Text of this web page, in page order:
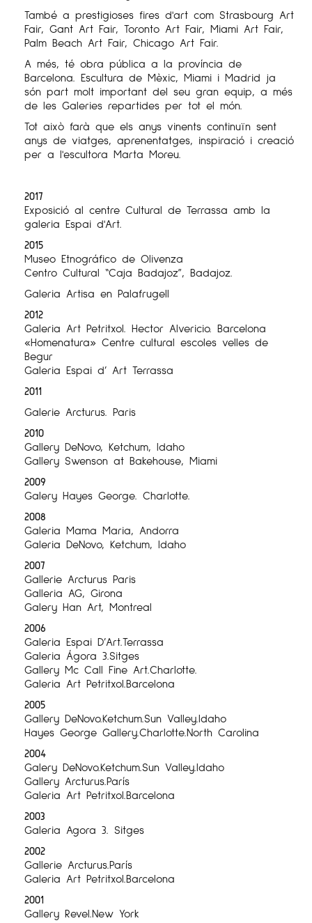
També a prestigioses fires d'art com Strasbourg Art
Fair, Gant Art Fair, Toronto Art Fair, Miami Art Fair,
Palm Beach Art Fair, Chicago Art Fair.
A més, té obra pública a la província de
Barcelona. Escultura de Mèxic, Miami i Madrid ja
són part molt important del seu gran equip, a més
de les Galeries repartides per tot el món.
Tot això farà que els anys vinents continuïn sent
anys de viatges, aprenentatges, inspiració i creació
per a l'escultora Marta Moreu.
2017
Exposició al centre Cultural de Terrassa amb la
galeria Espai d'Art.
2015
Museo Etnográfico de Olivenza
Centro Cultural “Caja Badajoz”, Badajoz.
Galeria Artisa en Palafrugell
2012
Galeria Art Petritxol. Hector Alvericio. Barcelona
«Homenatura» Centre cultural escoles velles de
Begur
Galeria Espai d’ Art Terrassa
2011
Galerie Arcturus. Paris
2010
Gallery DeNovo, Ketchum, Idaho
Gallery Swenson at Bakehouse, Miami
2009
Galery Hayes George. Charlotte.
2008
Galeria Mama Maria, Andorra
Galeria DeNovo, Ketchum, Idaho
2007
Gallerie Arcturus Paris
Galleria AG, Girona
Galery Han Art, Montreal
2006
Galeria Espai D’Art.Terrassa
Galeria Ágora 3.Sitges
Gallery Mc Call Fine Art.Charlotte.
Galeria Art Petritxol.Barcelona
2005
Gallery DeNovo.Ketchum.Sun Valley.Idaho
Hayes George Gallery.Charlotte.North Carolina
2004
Galery DeNovo.Ketchum.Sun Valley.Idaho
Gallery Arcturus.París
Galeria Art Petritxol.Barcelona
2003
Galeria Agora 3. Sitges
2002
Gallerie Arcturus.París
Galeria Art Petritxol.Barcelona
2001
Gallery Revel.New York